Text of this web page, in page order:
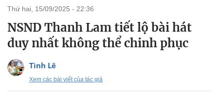
thứ hai, 15/09/2025 - 22:36
NSND Thanh Lam tiết lộ bài hát
duy nhất không thể chinh phục
Tình Lê
Xem các bài viết của tác giả